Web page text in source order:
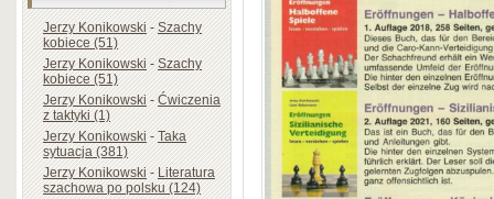
Jerzy Konikowski-Szachy
kobiece (51)
Jerzy Konikowski-Szachy
kobiece (51)
Jerzy Konikowski-Ćwiczenia
z taktyki (1)
Jerzy Konikowski-Taka
sytuacja (381)
Jerzy Konikowski-Literatura
szachowa po polsku (124)